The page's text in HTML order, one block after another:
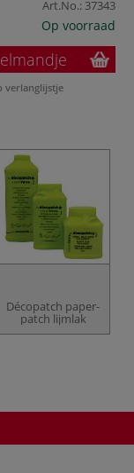
Art.No.: 37343
Op voorraad
verlanglijstje
Décopatch paper-
patch lijmlak